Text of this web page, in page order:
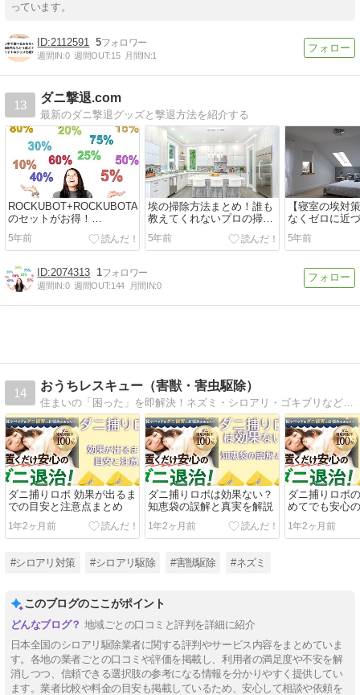
っています。
2112591 5
週間IN:0 週間OUT:15 月間IN:1
13
ダニ撃退.com
最新のダニ撃退グッズと撃退方法を紹介する
ROCKUBOT+ROCKUBOTAir
のセットがお得！
ROCKUBOTの価格を最大
限に抑える買い方！
5年前
埃の掃除方法まとめ！誰も
教えてくれないプロの掃除
術を公開
5年前
【寝室の埃対
なくゼロに近
とは？
5年前
2074313 1
週間IN:0 週間OUT:144 月間IN:0
14
おうちレスキュー（害獣・害虫駆除）
住まいの「困った」を即解決！ネズミ・シロアリ・ゴキブリなど、全国各地の害獣・害虫業者を紹介しています。
ダニ捕りロボ 効果が出るま
での目安と注意点まとめ
1年2ヶ月前
ダニ捕りロボは効果ない？
知恵袋の誤解と真実を解説
1年2ヶ月前
ダニ捕りロボ
めてでも安心
ポイント
1年2ヶ月前
#シロアリ対策 #シロアリ駆除 #害獣駆除 #ネズミ
このブログのここがポイント
地域ごとの口コミと評判を詳細に紹介
日本全国のシロアリ駆除業者に関する評判やサービス内容をまとめていま
す。各地の業者ごとの口コミや評価を掲載し、利用者の満足度や不安を解
消しつつ、信頼できる選択肢の参考になる情報を分かりやすく提供してい
ます。業者比較や料金の目安も掲載しているため、安心して相談や依頼を